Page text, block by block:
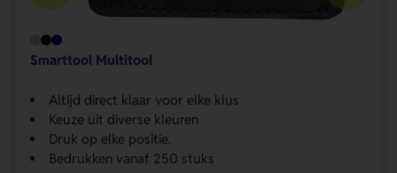
Smarttool Multitool
Altijd direct klaar voor elke klus
Keuze uit diverse kleuren
Druk op elke positie.
Bedrukken vanaf 250 stuks